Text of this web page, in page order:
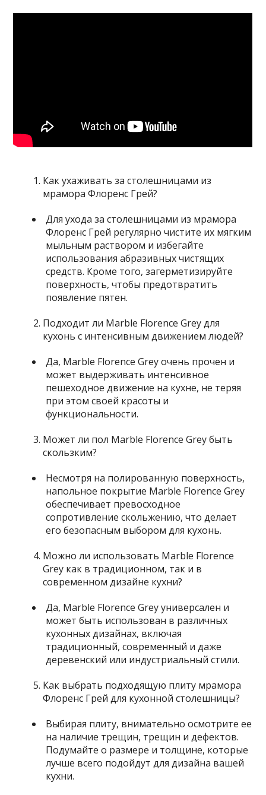
Как ухаживать за столешницами из
мрамора Флоренс Грей?
Для ухода за столешницами из мрамора
Флоренс Грей регулярно чистите их мягким
мыльным раствором и избегайте
использования абразивных чистящих
средств. Кроме того, загерметизируйте
поверхность, чтобы предотвратить
появление пятен.
Подходит ли Marble Florence Grey для
кухонь с интенсивным движением людей?
Да, Marble Florence Grey очень прочен и
может выдерживать интенсивное
пешеходное движение на кухне, не теряя
при этом своей красоты и
функциональности.
Может ли пол Marble Florence Grey быть
скользким?
Несмотря на полированную поверхность,
напольное покрытие Marble Florence Grey
обеспечивает превосходное
сопротивление скольжению, что делает
его безопасным выбором для кухонь.
Можно ли использовать Marble Florence
Grey как в традиционном, так и в
современном дизайне кухни?
Да, Marble Florence Grey универсален и
может быть использован в различных
кухонных дизайнах, включая
традиционный, современный и даже
деревенский или индустриальный стили.
Как выбрать подходящую плиту мрамора
Флоренс Грей для кухонной столешницы?
Выбирая плиту, внимательно осмотрите ее
на наличие трещин, трещин и дефектов.
Подумайте о размере и толщине, которые
лучше всего подойдут для дизайна вашей
кухни.